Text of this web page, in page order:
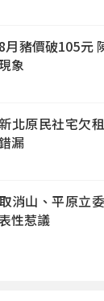
8月豬價破105元
象
北原民社宅欠
漏
消山、平原立
性惹議